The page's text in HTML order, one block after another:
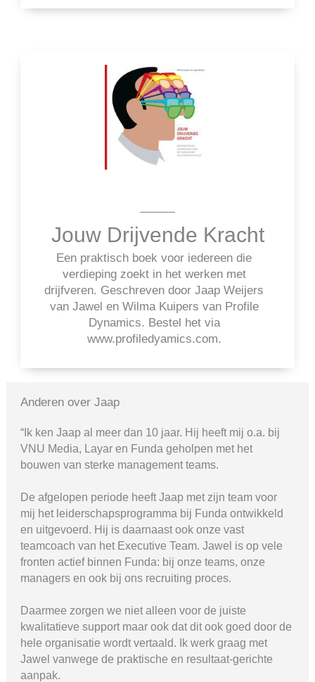
Jouw Drijvende Kracht
Een praktisch boek voor iedereen die
verdieping zoekt in het werken met
drijfveren. Geschreven door Jaap Weijers
van Jawel en Wilma Kuipers van Profile
Dynamics. Bestel het via
www.profiledyamics.com.
Anderen over Jaap
“Ik ken Jaap al meer dan 10 jaar. Hij heeft mij o.a. bij
VNU Media, Layar en Funda geholpen met het
bouwen van sterke management teams.
De afgelopen periode heeft Jaap met zijn team voor
mij het leiderschapsprogramma bij Funda ontwikkeld
en uitgevoerd. Hij is daarnaast ook onze vast
teamcoach van het Executive Team. Jawel is op vele
fronten actief binnen Funda: bij onze teams, onze
managers en ook bij ons recruiting proces.
Daarmee zorgen we niet alleen voor de juiste
kwalitatieve support maar ook dat dit ook goed door de
hele organisatie wordt vertaald. Ik werk graag met
Jawel vanwege de praktische en resultaat-gerichte
aanpak.